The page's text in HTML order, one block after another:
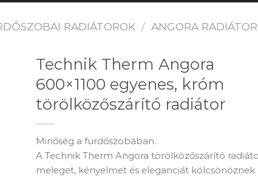
RADIÁTOROK / ANGORA
Technik Therm Angora
600×1100 egyenes, króm
törölközőszárító radiátor
Minőség a fürdőszobában.
A Technik Therm Angora törölközőszárító
meleget, kényelmet és eleganciát kölcsönöznek